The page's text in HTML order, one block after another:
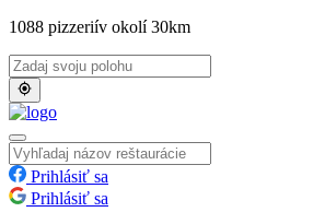
1088 pizzeriív okolí 30km
Prihlásiť sa
Prihlásiť sa